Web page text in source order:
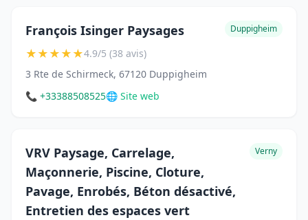
François Isinger Paysages Duppigheim
★★★★★4.9/5 (38 avis)
3 Rte de Schirmeck, 67120 Duppigheim
📞 +33388508525🌐 Site web
VRV Paysage, Carrelage,
Maçonnerie, Piscine, Cloture,
Pavage, Enrobés, Béton désactivé,
Entretien des espaces vert
Verny